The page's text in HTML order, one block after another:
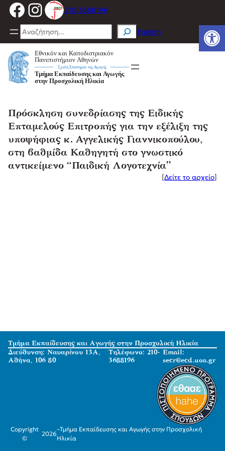
Μετάβαση
στο
περιεχόμενο
Facebook
Instagram
210-3688196
Search English
Πρόσκληση συνεδρίασης της Ειδικής
Επταμελούς Επιτροπής για την εξέλιξη της
υποψήφιας κ. Αγγελικής Γιαννικοπούλου,
στη βαθμίδα Καθηγητή στο γνωστικό
αντικείμενο “Παιδική Λογοτεχνία”
[Δείτε το αρχείο]
Τμήμα Εκπαίδευσης και Αγωγής στην Προσχολική Ηλικία
Διεύθυνση: Ναυαρίνου 13Α,
Αθήνα, 106 80
Τηλέφωνο: 210-
3688196
Email:
secr@ecd.uoa.gr
Copyright
©
2026
–Τμήμα Εκπαίδευσης και Αγωγής στην Προσχολική
Ηλικία